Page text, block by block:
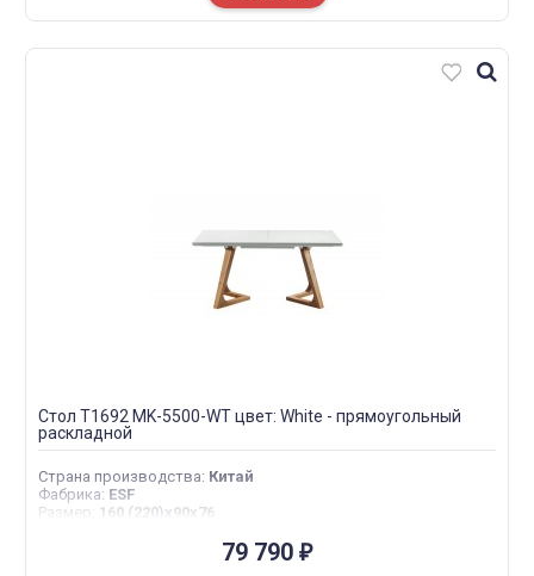
Стол T1692 MK-5500-WT цвет: White - прямоугольный
раскладной
Страна производства: Китай
Фабрика: ESF
Размер : 160 (220)x90x76
79 790 ₽